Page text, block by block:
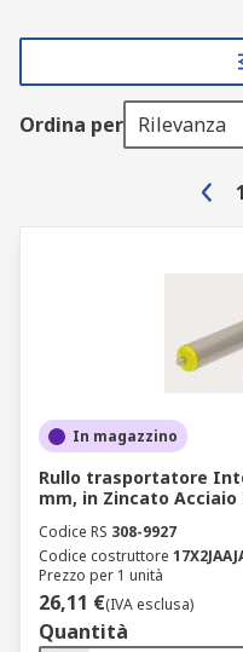
Ordina per Rilevanza
In magazzino
Rullo trasportatore
mm, in Zincato Acciaio
Codice RS 308-9927
Codice costruttore
Prezzo per 1 unità
26,11 €(IVA esclusa)
Quantità